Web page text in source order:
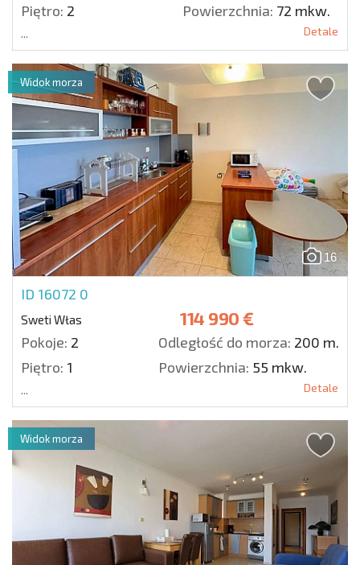
Piętro: 2 Powierzchnia: 72 mkw.
... Detale
16
ID 16072 0
Sweti Włas 114 990 €
Pokoje: 2 Odległość do morza: 200 m.
Piętro: 1 Powierzchnia: 55 mkw.
Widok morza
... Detale
Widok morza